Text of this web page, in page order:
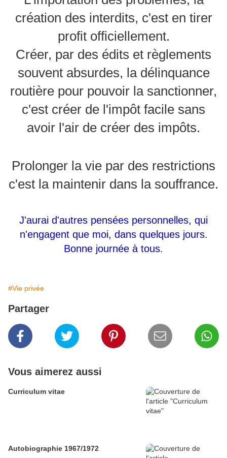
création des interdits, c'est en tirer
profit officiellement.
Créer, par des édits et règlements
souvent absurdes, la délinquance
routière pour pouvoir la sanctionner,
c'est créer de l'impôt facile sans
avoir l'air de créer des impôts.
Prolonger la vie par des restrictions
c'est la maintenir dans la souffrance.
J'aurai d'autres pensées personnelles, qui
n'engagent que moi, dans quelques jours.
Bonne journée à tous.
#Vie privée
Partager
Vous aimerez aussi
Curriculum vitae
Autobiographie 1967/1972